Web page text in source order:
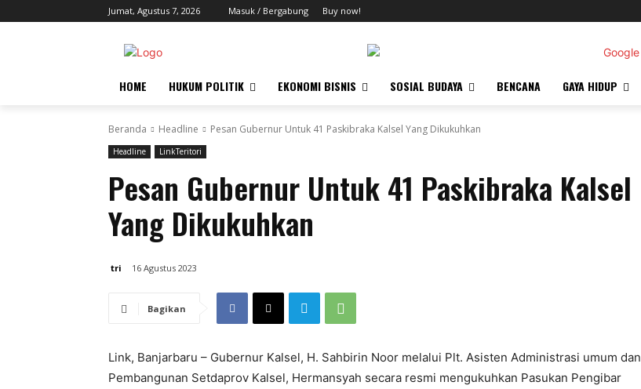
Jumat, Agustus 7, 2026 Masuk / Bergabung Buy now!
HOME HUKUM POLITIK EKONOMI BISNIS SOSIAL BUDAYA BENCANA GAYA HIDUP
Beranda Headline Pesan Gubernur Untuk 41 Paskibraka Kalsel Yang Dikukuhkan
Headline LinkTeritori
Pesan Gubernur Untuk 41 Paskibraka Kalsel
Yang Dikukuhkan
tri 16 Agustus 2023
Bagikan
Link, Banjarbaru – Gubernur Kalsel, H. Sahbirin Noor melalui Plt. Asisten Administrasi umum dan
Pembangunan Setdaprov Kalsel, Hermansyah secara resmi mengukuhkan Pasukan Pengibar